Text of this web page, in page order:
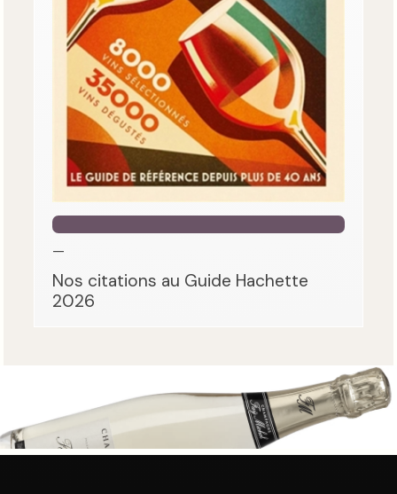
—
Nos citations au Guide Hachette
2026